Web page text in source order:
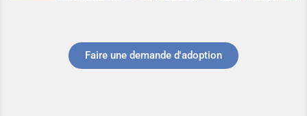
Faire une demande d'adoption